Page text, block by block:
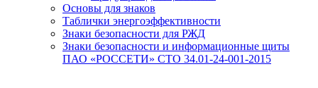
Основы для знаков
Таблички энергоэффективности
Знаки безопасности для РЖД
Знаки безопасности и информационные щиты
ПАО «РОССЕТИ» СТО 34.01-24-001-2015